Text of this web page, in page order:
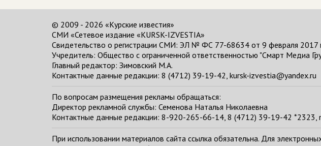
© 2009 - 2026 «Курские известия»
СМИ «Сетевое издание «KURSK-IZVESTIA»
Свидетельство о регистрации СМИ: ЭЛ № ФС 77-68634 от 9 февраля 2017
Учредитель: Общество с ограниченной ответственностью "Смарт Медиа
Главный редактор: Зимовский М.А.
Контактные данные редакции: 8 (4712) 39-19-42, kursk-izvestia@yandex.ru
По вопросам размещения рекламы обращаться:
Директор рекламной службы: Семенова Наталья Николаевна
Контактные данные редакции: 8-920-265-66-14, 8 (4712) 39-19-42 *2323,
При использовании материалов сайта ссылка обязательна. Для